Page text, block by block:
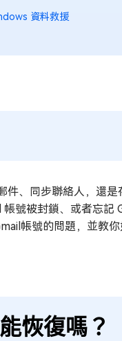
資料救援
、同步聯絡人，還是
號被封鎖、或者忘記
帳號的問題，並教
恢復嗎？